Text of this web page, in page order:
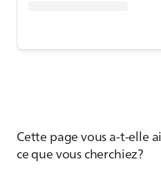
Cette page vous a-t-elle
ce que vous cherchiez?